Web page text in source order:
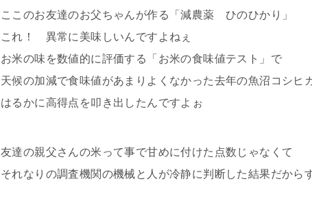
ここのお友達のお父ちゃんが作る「減農薬 ひのひかり」
これ！ 異常に美味しいんですよねぇ
お米の味を数値的に評価する「お米の食味値テスト」で
天候の加減で食味値があまりよくなかった去年の魚沼コシヒ
はるかに高得点を叩き出したんですよぉ
友達の親父さんの米って事で甘めに付けた点数じゃなくて
それなりの調査機関の機械と人が冷静に判断した結果だから